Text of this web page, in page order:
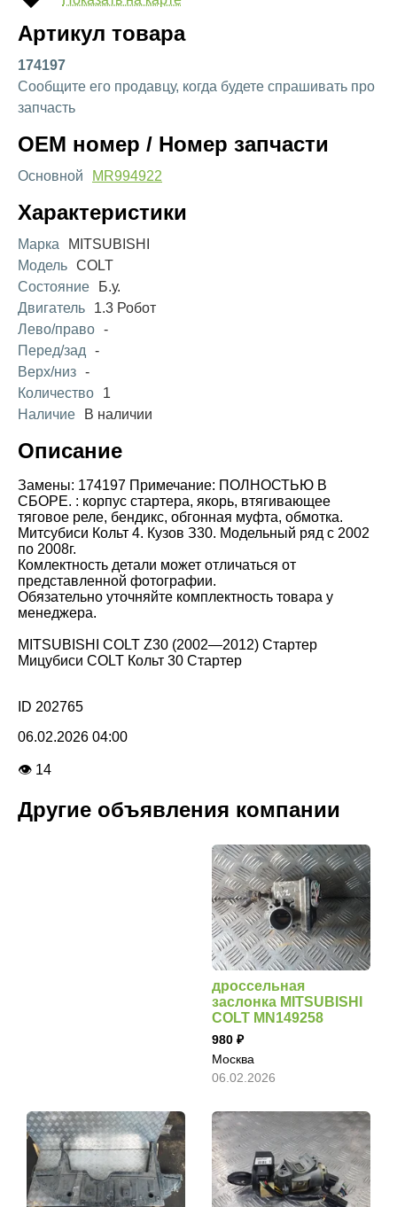
Артикул товара
174197
Сообщите его продавцу, когда будете спрашивать про
запчасть
OEM номер / Номер запчасти
Основной MR994922
Характеристики
Марка
MITSUBISHI
Модель COLT
Состояние
Б.у.
Двигатель
1.3 Робот
Лево/право -
Перед/зад
-
Верх/низ -
Количество
1
Наличие
В наличии
Описание
Замены: 174197 Примечание: ПОЛНОСТЬЮ В
СБОРЕ. : корпус стартера, якорь, втягивающее
тяговое реле, бендикс, обгонная муфта, обмотка.
Митсубиси Кольт 4. Кузов З30. Модельный ряд с 2002
по 2008г.
Комлектность детали может отличаться от
представленной фотографии.
Обязательно уточняйте комплектность товара у
менеджера.
MITSUBISHI COLT Z30 (2002—2012) Стартер
Мицубиси COLT Кольт 30 Стартер
ID 202765
06.02.2026 04:00
👁 14
Другие объявления компании
дроссельная
заслонка MITSUBISHI
COLT MN149258
980
Москва
06.02.2026